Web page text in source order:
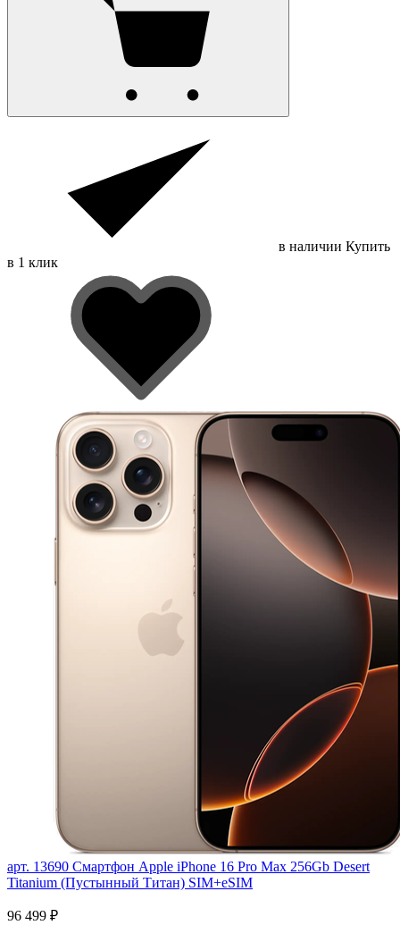
в наличии Купить
в 1 клик
арт. 13690 Смартфон Apple iPhone 16 Pro Max 256Gb Desert
Titanium (Пустынный Титан) SIM+eSIM
96 499 ₽